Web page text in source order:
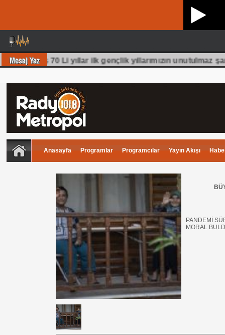
olmuş 70 Li yıllar ilk gençlik yıllarımızın unutulmaz
Anasayfa Programlar Programcılar Yayın Akışı
PANDEMİ
MORAL